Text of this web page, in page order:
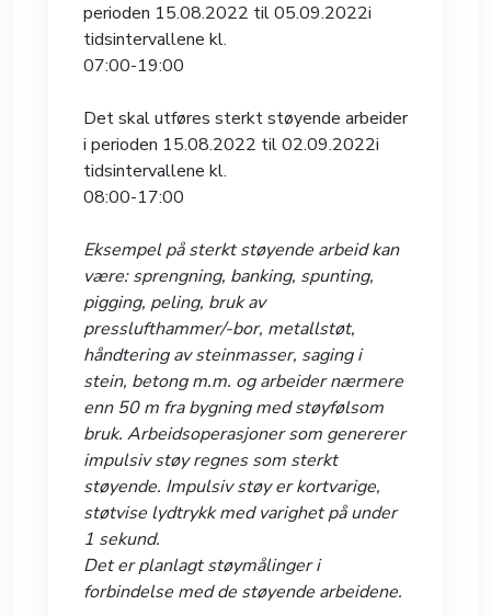
perioden 15.08.2022 til 05.09.2022i
tidsintervallene kl.
07:00-19:00
Det skal utføres sterkt støyende arbeider
i perioden 15.08.2022 til 02.09.2022i
tidsintervallene kl.
08:00-17:00
Eksempel på sterkt støyende arbeid kan
være: sprengning, banking, spunting,
pigging, peling, bruk av
presslufthammer/-bor, metallstøt,
håndtering av steinmasser, saging i
stein, betong m.m. og arbeider nærmere
enn 50 m fra bygning med støyfølsom
bruk. Arbeidsoperasjoner som genererer
impulsiv støy regnes som sterkt
støyende. Impulsiv støy er kortvarige,
støtvise lydtrykk med varighet på under
1 sekund.
Det er planlagt støymålinger i
forbindelse med de støyende arbeidene.